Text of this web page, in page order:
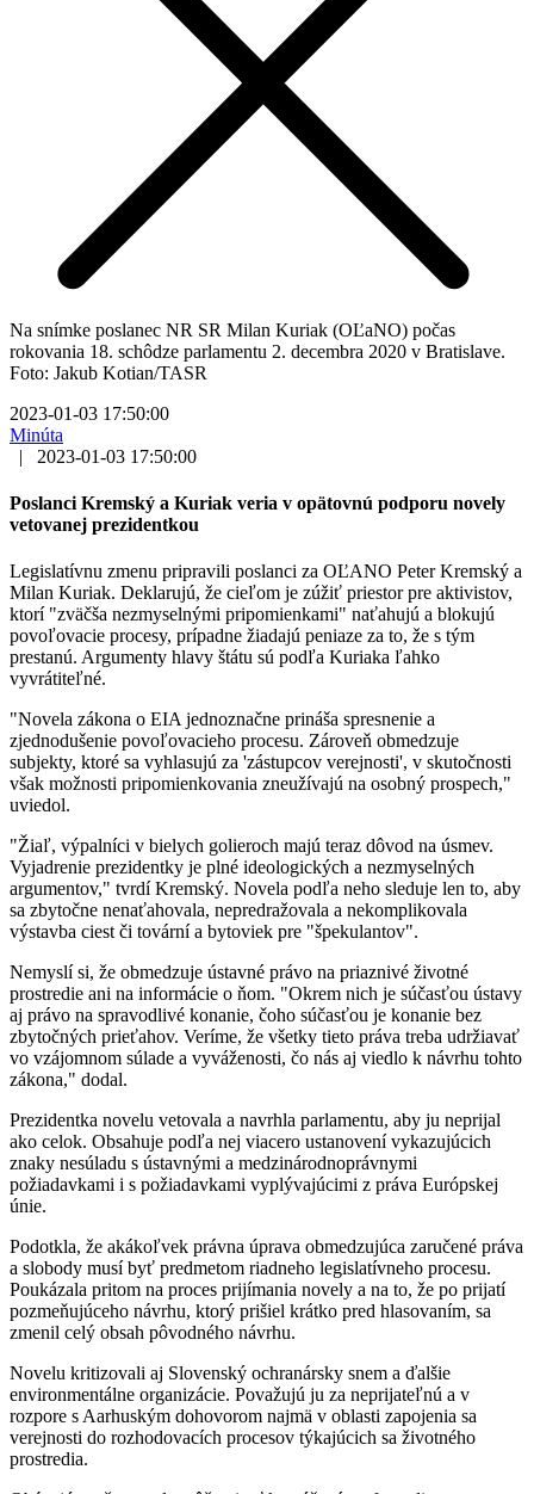
Na snímke poslanec NR SR Milan Kuriak (OĽaNO) počas
rokovania 18. schôdze parlamentu 2. decembra 2020 v Bratislave.
Foto: Jakub Kotian/TASR
2023-01-03 17:50:00
Minúta
|
2023-01-03 17:50:00
Poslanci Kremský a Kuriak veria v opätovnú podporu novely
vetovanej prezidentkou
Legislatívnu zmenu pripravili poslanci za OĽANO Peter Kremský a
Milan Kuriak. Deklarujú, že cieľom je zúžiť priestor pre aktivistov,
ktorí "zväčša nezmyselnými pripomienkami" naťahujú a blokujú
povoľovacie procesy, prípadne žiadajú peniaze za to, že s tým
prestanú. Argumenty hlavy štátu sú podľa Kuriaka ľahko
vyvrátiteľné.
"Novela zákona o EIA jednoznačne prináša spresnenie a
zjednodušenie povoľovacieho procesu. Zároveň obmedzuje
subjekty, ktoré sa vyhlasujú za 'zástupcov verejnosti', v skutočnosti
však možnosti pripomienkovania zneužívajú na osobný prospech,"
uviedol.
"Žiaľ, výpalníci v bielych golieroch majú teraz dôvod na úsmev.
Vyjadrenie prezidentky je plné ideologických a nezmyselných
argumentov," tvrdí Kremský. Novela podľa neho sleduje len to, aby
sa zbytočne nenaťahovala, nepredražovala a nekomplikovala
výstavba ciest či tovární a bytoviek pre "špekulantov".
Nemyslí si, že obmedzuje ústavné právo na priaznivé životné
prostredie ani na informácie o ňom. "Okrem nich je súčasťou ústavy
aj právo na spravodlivé konanie, čoho súčasťou je konanie bez
zbytočných prieťahov. Veríme, že všetky tieto práva treba udržiavať
vo vzájomnom súlade a vyváženosti, čo nás aj viedlo k návrhu tohto
zákona," dodal.
Prezidentka novelu vetovala a navrhla parlamentu, aby ju neprijal
ako celok. Obsahuje podľa nej viacero ustanovení vykazujúcich
znaky nesúladu s ústavnými a medzinárodnoprávnymi
požiadavkami i s požiadavkami vyplývajúcimi z práva Európskej
únie.
Podotkla, že akákoľvek právna úprava obmedzujúca zaručené práva
a slobody musí byť predmetom riadneho legislatívneho procesu.
Poukázala pritom na proces prijímania novely a na to, že po prijatí
pozmeňujúceho návrhu, ktorý prišiel krátko pred hlasovaním, sa
zmenil celý obsah pôvodného návrhu.
Novelu kritizovali aj Slovenský ochranársky snem a ďalšie
environmentálne organizácie. Považujú ju za neprijateľnú a v
rozpore s Aarhuským dohovorom najmä v oblasti zapojenia sa
verejnosti do rozhodovacích procesov týkajúcich sa životného
prostredia.